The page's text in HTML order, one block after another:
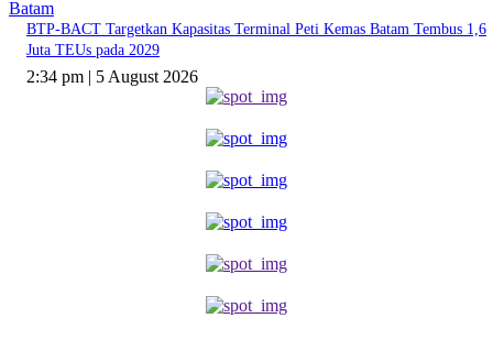
Batam
BTP-BACT Targetkan Kapasitas Terminal Peti Kemas Batam Tembus 1,6
Juta TEUs pada 2029
2:34 pm | 5 August 2026